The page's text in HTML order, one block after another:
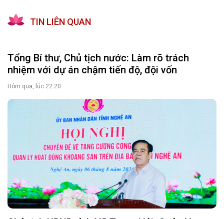
TIN LIÊN QUAN
Tổng Bí thư, Chủ tịch nước: Làm rõ trách
nhiệm với dự án chậm tiến độ, đội vốn
Hôm qua, lúc 22:20